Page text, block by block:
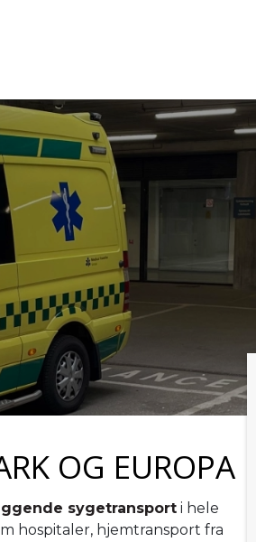
OG EUROPA
sygetransport i hele
hospitaler, hjemtransport fra